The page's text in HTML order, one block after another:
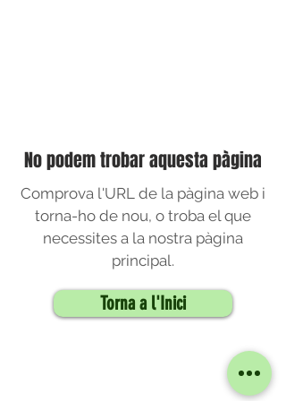
No podem trobar aquesta pàgina
Comprova l'URL de la pàgina web i
torna-ho de nou, o troba el que
necessites a la nostra pàgina
principal.
Torna a l'Inici